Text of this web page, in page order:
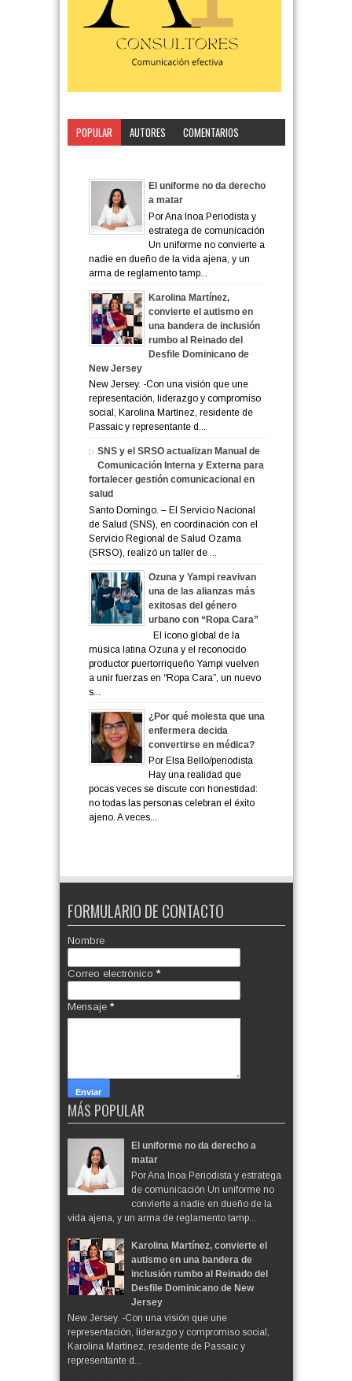
POPULAR AUTORES
COMENTARIOS
El uniforme no da derecho
a matar
Por Ana Inoa Periodista y
estratega de comunicación
Un uniforme no convierte a
nadie en dueño de la vida ajena, y un
arma de reglamento tamp...
Karolina Martínez,
convierte el autismo en
una bandera de inclusión
rumbo al Reinado del
Desfile Dominicano de
New Jersey
New Jersey. -Con una visión que une
representación, liderazgo y compromiso
social, Karolina Martínez, residente de
Passaic y representante d...
SNS y el SRSO actualizan Manual de
Comunicación Interna y Externa para
fortalecer gestión comunicacional en
salud
Santo Domingo. – El Servicio Nacional
de Salud (SNS), en coordinación con el
Servicio Regional de Salud Ozama
(SRSO), realizó un taller de ...
Ozuna y Yampi reavivan
una de las alianzas más
exitosas del género
urbano con “Ropa Cara”
El ícono global de la
música latina Ozuna y el reconocido
productor puertorriqueño Yampi vuelven
a unir fuerzas en “Ropa Cara”, un nuevo
s...
¿Por qué molesta que una
enfermera decida
convertirse en médica?
Por Elsa Bello/periodista
Hay una realidad que
pocas veces se discute con honestidad:
no todas las personas celebran el éxito
ajeno. A veces...
FORMULARIO DE CONTACTO
Nombre
Correo electrónico *
Mensaje *
MÁS POPULAR
El uniforme no da derecho a
matar
Por Ana Inoa Periodista y estratega
de comunicación Un uniforme no
convierte a nadie en dueño de la
vida ajena, y un arma de reglamento tamp...
Karolina Martínez, convierte el
autismo en una bandera de
inclusión rumbo al Reinado del
Desfile Dominicano de New
Jersey
New Jersey. -Con una visión que une
representación, liderazgo y compromiso social,
Karolina Martínez, residente de Passaic y
representante d...